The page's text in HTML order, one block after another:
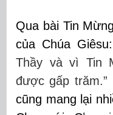
Qua bài Tin
của Chúa Giêsu:
Thầy và vì Tin
được gấp
cũng mang lại